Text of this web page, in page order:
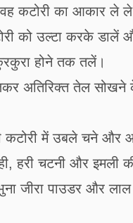
कटोरी का आकार ले
को उल्टा करके डालें
होने तक तलें।
अतिरिक्त तेल सोखने
कटोरी में उबले चने और
हरी चटनी और इमली
जीरा पाउडर और लाल